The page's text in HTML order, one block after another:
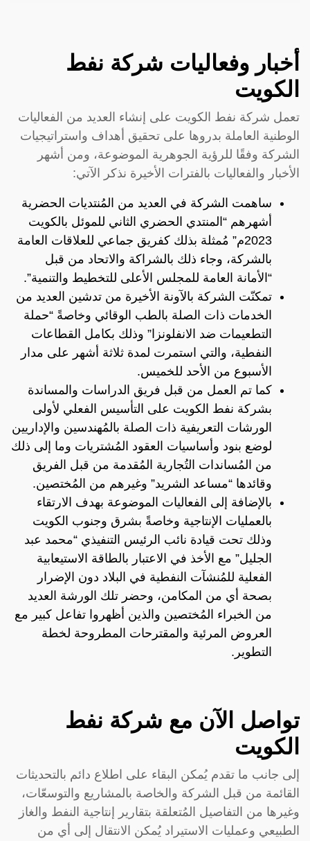
أخبار وفعاليات شركة نفط
الكويت
تعمل شركة نفط الكويت على إنشاء العديد من الفعاليات
الوطنية العاملة بدروها على تحقيق أهداف واستراتيجيات
الشركة وفقًا للرؤية الجوهرية الموضوعة، ومن أشهر
الأخبار والفعاليات بالفترات الأخيرة نذكر الآتي:
ساهمت الشركة في العديد من المُنتديات الحضرية
أشهرهم “المنتدي الحضري الثاني للموئل بالكويت
2023م” مُمثلة بذلك كفريق جماعي للعلاقات العامة
بالشركة، وجاء ذلك بالشراكة والاتحاد من قبل
“الأمانة العامة للمجلس الأعلى للتخطيط والتنمية”.
تمكنّت الشركة بالآونة الأخيرة من تدشين العديد من
الخدمات ذات الصلة بالطب الوقائي وخاصةً “حملة
التطعيمات ضد الانفلونزا” وذلك بكامل القطاعات
النفطية، والتي استمرت لمدة ثلاثة أشهر على مدار
الأسبوع من الأحد للخميس.
كما تم العمل من قبل فريق الدراسات والمساندة
بشركة نفط الكويت على التأسيس الفعلي لأولى
الورشات التعريفية ذات الصلة بالمُهندسين والإداريين
لوضع بنود وأساسيات العقود المُشتريات وما إلى ذلك
من المُساندات التُجارية المُقدمة من قبل الفريق
وقائدها “مساعد الشريد” وغيرهم من المُختصين.
بالإضافة إلى الفعاليات الموضوعة بهدف الارتقاء
بالعمليات الإنتاجية وخاصةً بشرق وجنوب الكويت
وذلك تحت قيادة نائب الرئيس التنفيذي “محمد عبد
الجليل” مع الأخذ في الاعتبار بالطاقة الاستيعابية
الفعلية للمُنشآت النفطية في البلاد دون الإضرار
بصحة أي من المكامن، وحضر تلك الورشة العديد
من الخبراء المُختصين والذين أظهروا تفاعل كبير مع
العروض المرئية والمقترحات المطروحة لخطة
التطوير.
تواصل الآن مع شركة نفط
الكويت
إلى جانب ما تقدم يُمكن البقاء على اطلاع دائم بالتحديثات
القائمة من قبل الشركة والخاصة بالمشاريع والتوسعّات،
وغيرها من التفاصيل المُتعلقة بتقارير إنتاجية النفط والغاز
الطبيعي وعمليات الاستيراد يُمكن الانتقال إلى أي من